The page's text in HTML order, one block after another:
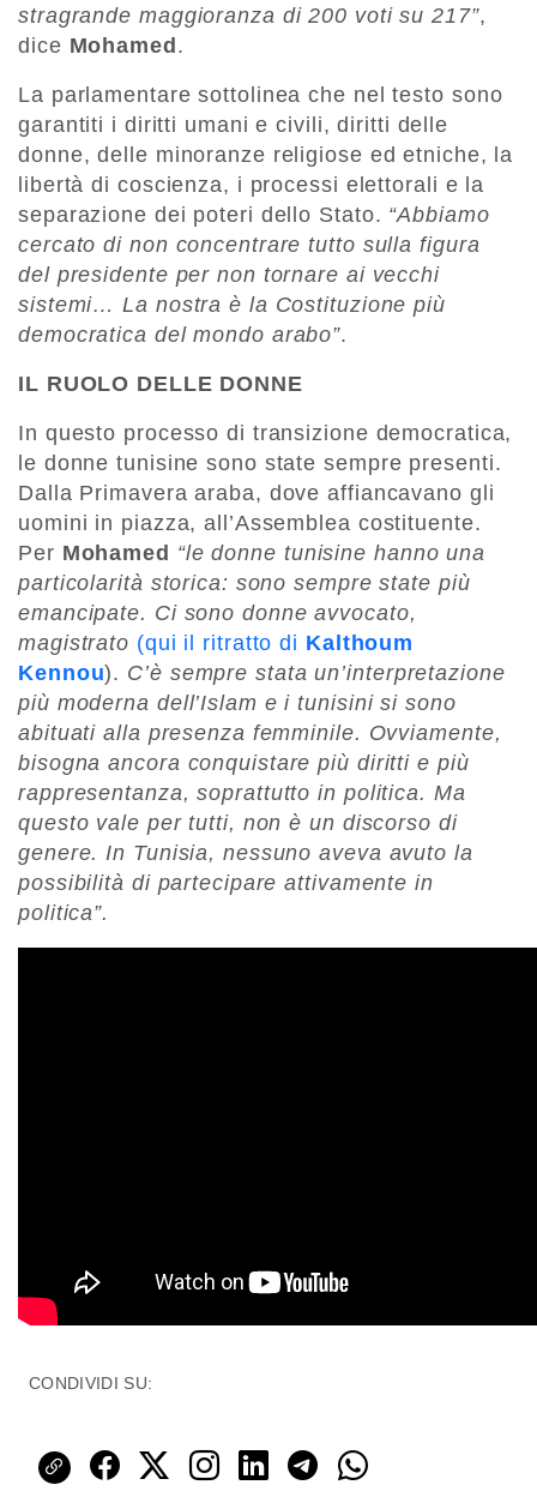
stragrande maggioranza di 200 voti su 217”,
dice Mohamed .
La parlamentare sottolinea che nel testo sono
garantiti i diritti umani e civili, diritti delle
donne, delle minoranze religiose ed etniche, la
libertà di coscienza, i processi elettorali e la
separazione dei poteri dello Stato. “Abbiamo
cercato di non concentrare tutto sulla figura
del presidente per non tornare ai vecchi
sistemi… La nostra è la Costituzione più
democratica del mondo arabo”.
IL RUOLO DELLE DONNE
In questo processo di transizione democratica,
le donne tunisine sono state sempre presenti.
Dalla Primavera araba, dove affiancavano gli
uomini in piazza, all’Assemblea costituente.
Per Mohamed “le donne tunisine hanno una
particolarità storica: sono sempre state più
emancipate. Ci sono donne avvocato,
magistrato (qui il ritratto di Kalthoum
Kennou). C’è sempre stata un’interpretazione
più moderna dell’Islam e i tunisini si sono
abituati alla presenza femminile. Ovviamente,
bisogna ancora conquistare più diritti e più
rappresentanza, soprattutto in politica. Ma
questo vale per tutti, non è un discorso di
genere. In Tunisia, nessuno aveva avuto la
possibilità di partecipare attivamente in
politica”.
CONDIVIDI SU: